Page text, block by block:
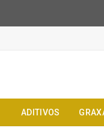
ADITIVOS